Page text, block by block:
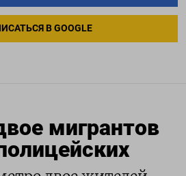
В GOOGLE
мигрантов